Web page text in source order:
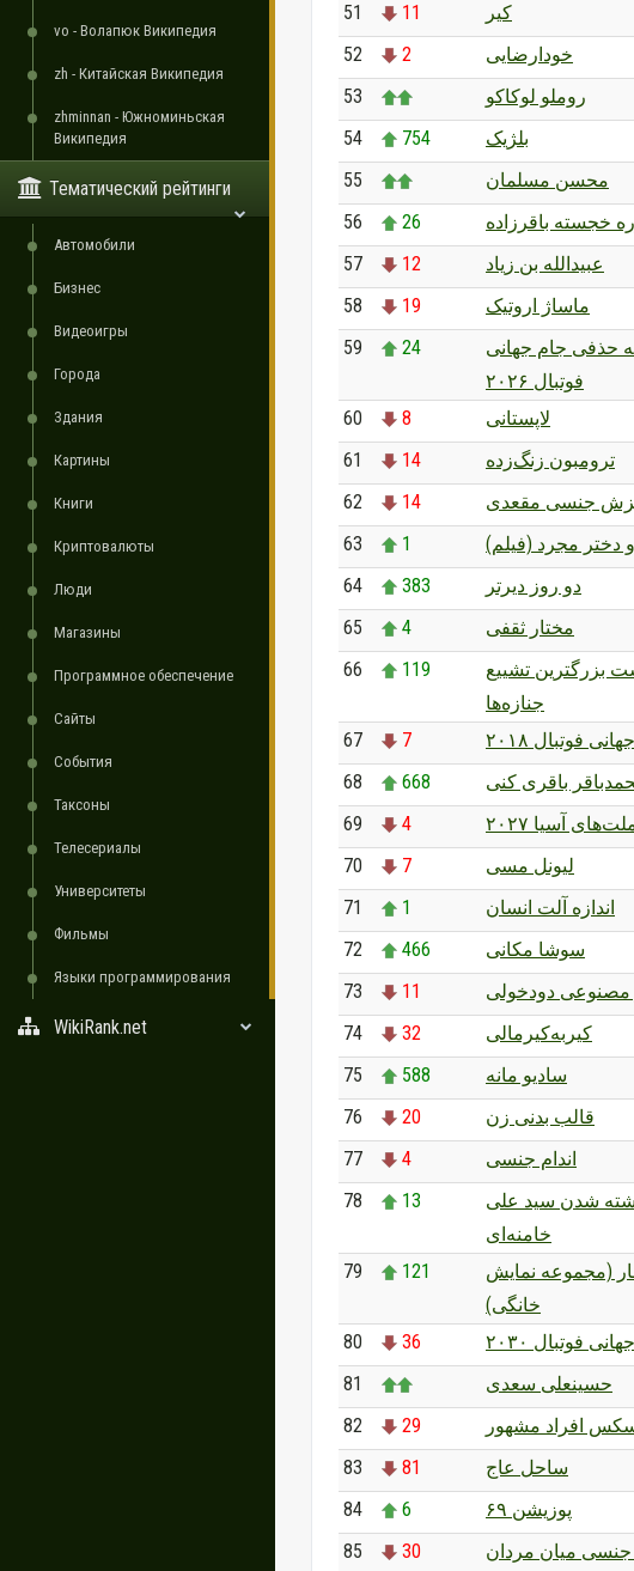
vo - Волапюк Википедия
zh - Китайская Википедия
zhminnan - Южноминьская
Википедия
Тематический рейтинги
Автомобили
Бизнес
Видеоигры
Города
Здания
Картины
Книги
Криптовалюты
Люди
Магазины
Программное обеспечение
Сайты
События
Таксоны
Телесериалы
Университеты
Фильмы
Языки программирования
WikiRank.net
51 11 کیر
52
2 خودارضایی
53
روملو لوکاکو
54
754 بلژیک
55
محسن مسلمان
56
26 خجسته باقرزاده
57
12 عبیدالله بن زیاد
58
19 ماساژ اروتیک
59
24
حذفی جام جهانی
فوتبال ۲۰۲۶
60 8 لاپستانی
61
14 ترومبون زنگ‌زده
62
14 جنسی مقعدی
63
1 مجرد (فیلم)
64
383 دو روز دیرتر
65
4 مختار ثقفی
66
119
بزرگترین تشییع
جنازه‌ها
67 7 فوتبال ۲۰۱۸
68
668 باقری کنی
69
4 آسیا ۲۰۲۷
70
7 لیونل مسی
71
1 اندازه آلت انسان
72
466 سوشا مکانی
73
11 مصنوعی دودخولی
74
32 کیربه‌کیرمالی
75
588 سادیو مانه
76
20 قالب بدنی زن
77
4 اندام جنسی
78
13
شدن سید علی
خامنه‌ای
79 121
(مجموعه نمایش
خانگی)
80 36 فوتبال ۲۰۳۰
81
حسینعلی سعدی
82
29 افراد مشهور
83
81 ساحل عاج
84
6 پوزیشن ۶۹
85
30 جنسی میان مردان